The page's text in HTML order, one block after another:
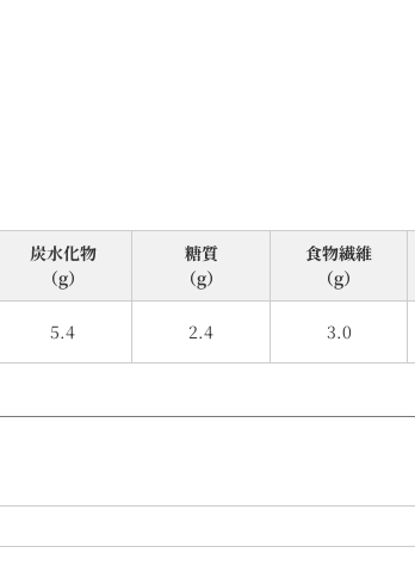
炭⽔化物
（g）
5.4
糖質
（g）
2.4
食物繊維
（g）
3.0